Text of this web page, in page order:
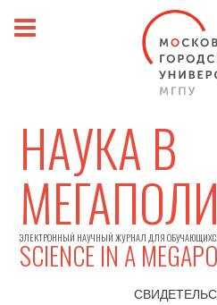
НАУКА В
ЭЛЕКТРОННЫЙ НАУЧНЫЙ ЖУРНАЛ ДЛЯ
SCIENCE IN A